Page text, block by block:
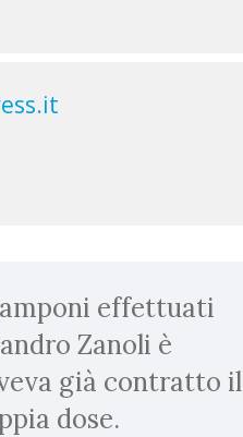
effettuati
Zanoli è
già contratto il
dose.